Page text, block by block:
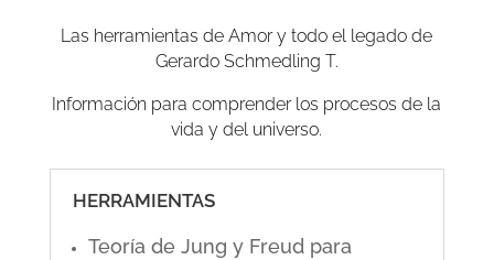
Las herramientas de Amor y todo el legado de
Gerardo Schmedling T.
Información para comprender los procesos de la
vida y del universo.
HERRAMIENTAS
Teoría de Jung y Freud para